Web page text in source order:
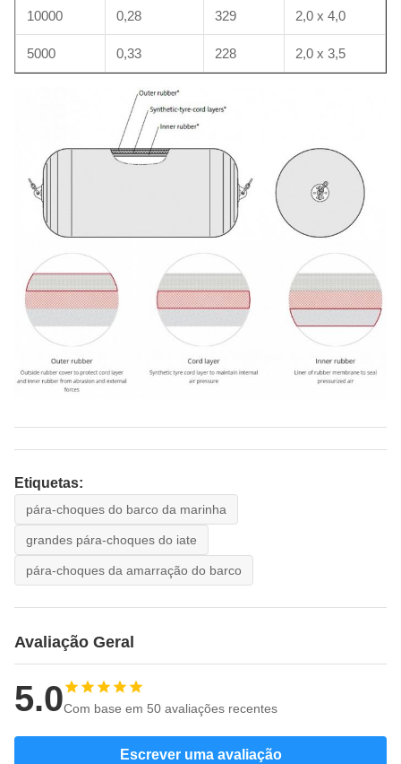
10000 0,28 329 2,0 x 4,0
5000 0,33 228 2,0 x 3,5
Etiquetas:
pára-choques do barco da marinha
grandes pára-choques do iate
pára-choques da amarração do barco
Avaliação Geral
5.0Com base em 50 avaliações recentes
Escrever uma avaliação